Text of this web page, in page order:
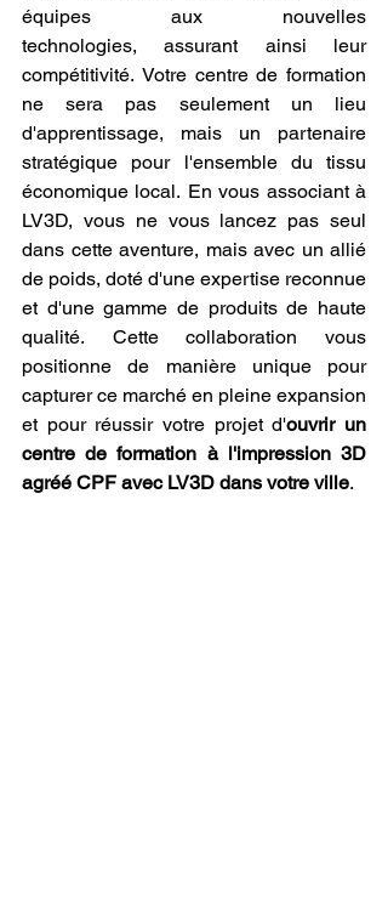
équipes aux nouvelles
technologies, assurant ainsi leur
compétitivité. Votre centre de formation
ne sera pas seulement un lieu
d'apprentissage, mais un partenaire
stratégique pour l'ensemble du tissu
économique local. En vous associant à
LV3D, vous ne vous lancez pas seul
dans cette aventure, mais avec un allié
de poids, doté d'une expertise reconnue
et d'une gamme de produits de haute
qualité. Cette collaboration vous
positionne de manière unique pour
capturer ce marché en pleine expansion
et pour réussir votre projet d'ouvrir un
centre de formation à l'impression 3D
agréé CPF avec LV3D dans votre ville.